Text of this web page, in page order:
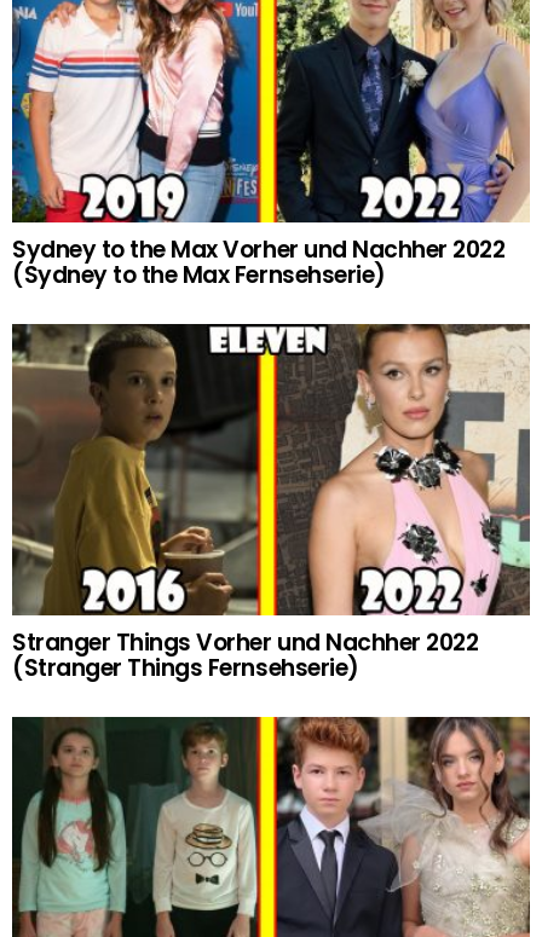
Sydney to the Max Vorher und Nachher 2022
(Sydney to the Max Fernsehserie)
Stranger Things Vorher und Nachher 2022
(Stranger Things Fernsehserie)